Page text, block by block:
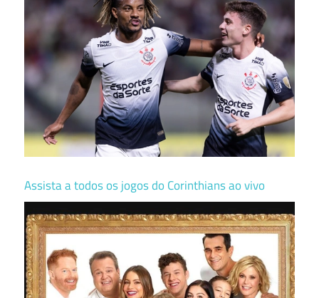
Assista a todos os jogos do Corinthians ao vivo